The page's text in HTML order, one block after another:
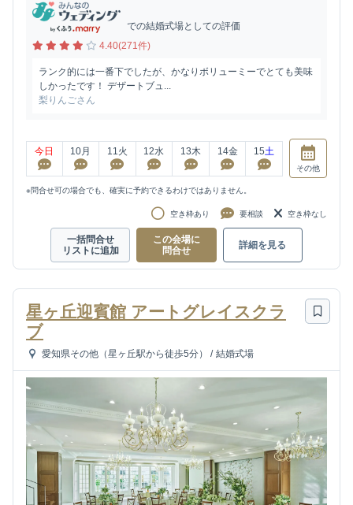
での結婚式場としての評価
4.40(271件)
ランク的には一番下でしたが、かなりボリューミーでとても美味
しかったです！ デザートブュ...
梨りんごさん
今日 10月 11 火 12水 13木 14金 15土
その他
※問合せ可の場合でも、確実に予約できるわけではありません。
空き枠あり 要相談 空き枠なし
一括問合せ
リストに追加
この会場に
問合せ
詳細を見る
星ヶ丘迎賓館 アートグレイスクラ
ブ
愛知県その他（星ヶ丘駅から徒歩5分） / 結婚式場